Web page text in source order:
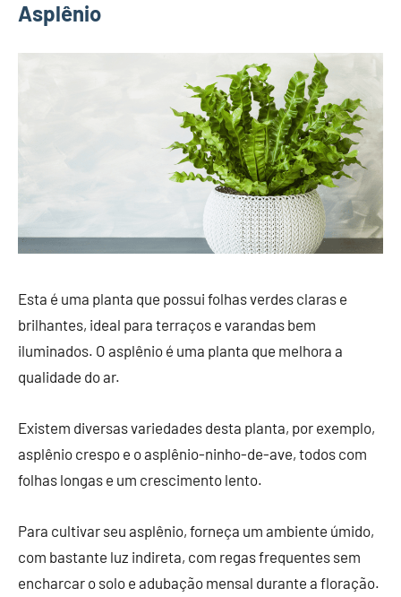
Asplênio
Esta é uma planta que possui folhas verdes claras e
brilhantes, ideal para terraços e varandas bem
iluminados. O asplênio é uma planta que melhora a
qualidade do ar.
Existem diversas variedades desta planta, por exemplo,
asplênio crespo e o asplênio-ninho-de-ave, todos com
folhas longas e um crescimento lento.
Para cultivar seu asplênio, forneça um ambiente úmido,
com bastante luz indireta, com regas frequentes sem
encharcar o solo e adubação mensal durante a floração.